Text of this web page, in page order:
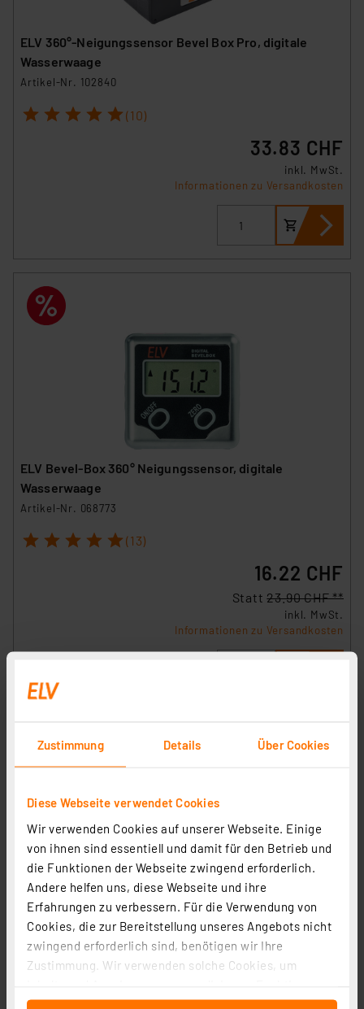
Zustimmung Details Über Cookies
Diese Webseite verwendet Cookies
Wir verwenden Cookies auf unserer Webseite. Einige
von ihnen sind essentiell und damit für den Betrieb und
die Funktionen der Webseite zwingend erforderlich.
Andere helfen uns, diese Webseite und ihre
Erfahrungen zu verbessern. Für die Verwendung von
Cookies, die zur Bereitstellung unseres Angebots nicht
zwingend erforderlich sind, benötigen wir Ihre
Zustimmung. Wir verwenden solche Cookies, um
für soziale Medien anbieten zu können und die Zugriffe
ELV 360°-Neigungssensor Bevel Box Pro, digitale
Wasserwaage
Artikel-Nr. 102840
1 2 3 4 5 (10)
33.83 CHF
inkl. MwSt.
Informationen zu Versandkosten
ELV Bevel-Box 360° Neigungssensor, digitale
Wasserwaage
Artikel-Nr. 068773
1 2 3 4 5 (13)
16.22 CHF
Statt23.90 CHF **
inkl. MwSt.
Informationen zu Versandkosten
ELV Ortungsgerät OG-30
Artikel-Nr. 250301
12.16 CHF
inkl. MwSt.